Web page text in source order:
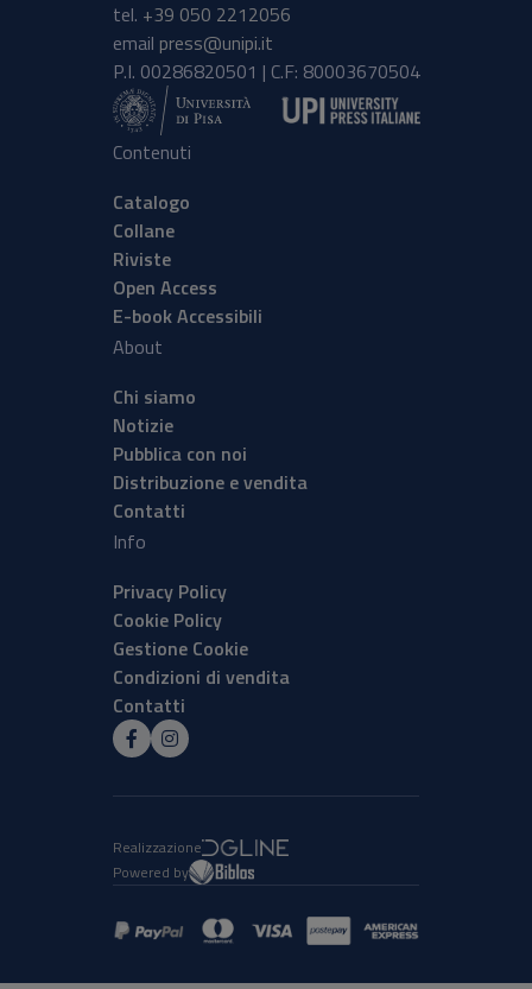
tel. +39 050 2212056
email press@unipi.it
P.I. 00286820501 | C.F: 80003670504
Contenuti
Catalogo
Collane
Riviste
Open Access
E-book Accessibili
About
Chi siamo
Notizie
Pubblica con noi
Distribuzione e vendita
Contatti
Info
Privacy Policy
Cookie Policy
Gestione Cookie
Condizioni di vendita
Contatti
Realizzazione
Powered by